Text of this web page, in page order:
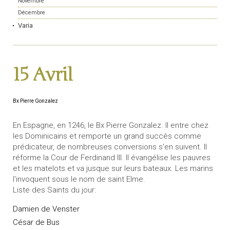
Décembre
Varia
15 Avril
Bx Pierre Gonzalez
En Espagne, en 1246, le Bx Pierre Gonzalez. Il entre chez
les Dominicains et remporte un grand succès comme
prédicateur, de nombreuses conversions s'en suivent. Il
réforme la Cour de Ferdinand III. Il évangélise les pauvres
et les matelots et va jusque sur leurs bateaux. Les marins
l'invoquent sous le nom de saint Elme.
Liste des Saints du jour:
Damien de Venster
César de Bus